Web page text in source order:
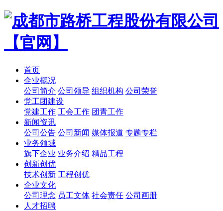
首页
企业概况
公司简介 公司领导 组织机构 公司荣誉
党工团建设
党建工作 工会工作 团青工作
新闻资讯
公司公告 公司新闻 媒体报道 专题专栏
业务领域
旗下企业 业务介绍 精品工程
创新创优
技术创新 工程创优
企业文化
公司理念 员工文体 社会责任 公司画册
人才招聘